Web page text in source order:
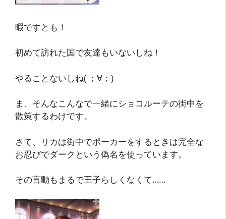
暇ですとも！
初めて訪れた国で友達もいないしね！
やることないしね( ；∀；)
ま、そんなこんなで一緒にショコルーテの街中を
散策するわけです。
さて、リカは街中でポーカーをするときは完全な
お忍びでダークという偽名を使っています。
その言動もまるで王子らしくなくて……